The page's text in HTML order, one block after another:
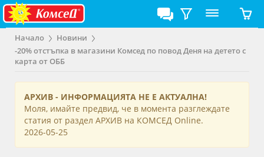
Начало
Новини
-20% отстъпка в магазини Комсед по повод Деня на детето с
карта от ОББ
АРХИВ - ИНФОРМАЦИЯТА НЕ Е АКТУАЛНА!
Моля, имайте предвид, че в момента разглеждате
статия от раздел АРХИВ на КОМСЕД Online.
2026-05-25